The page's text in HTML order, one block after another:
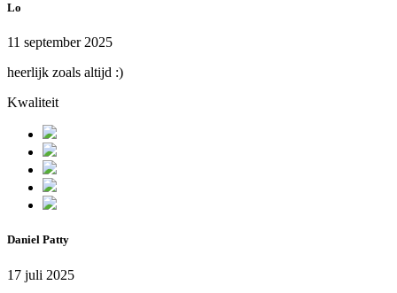
Lo
11 september 2025
heerlijk zoals altijd :)
Kwaliteit
Daniel Patty
17 juli 2025